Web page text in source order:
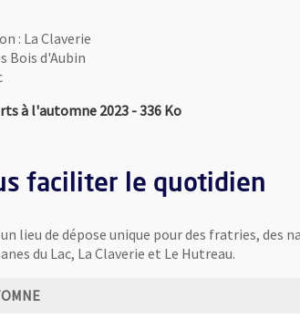
: La Claverie
Bois d'Aubin
à l'automne 2023, Fichier au format Pdf
- 336 Ko, Ouvre une
faciliter le quotidien
lieu de dépose unique pour des fratries,
du Lac, La Claverie et Le Hutreau.